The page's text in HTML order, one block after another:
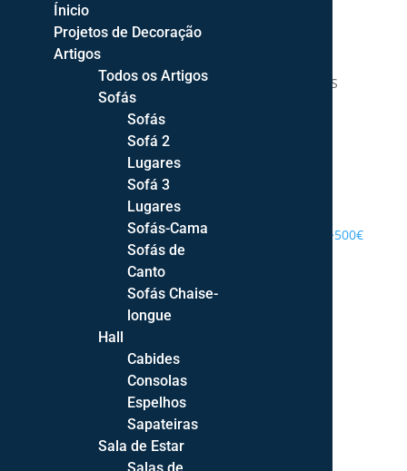
DECOR STYLE | DECORAÇÃO DE INTERIORES
PROJETOS DE DECORAÇÃO
ENTREGA GRATUITA PORTUGAL CONTINENTAL >500€
Ínicio
Projetos de Decoração
Artigos
Todos os Artigos
Sofás
Sofás
Sofá 2
Lugares
Sofá 3
Lugares
Sofás-Cama
Sofás de
Canto
Sofás Chaise-
longue
Hall
Cabides
Consolas
Espelhos
Sapateiras
Sala de Estar